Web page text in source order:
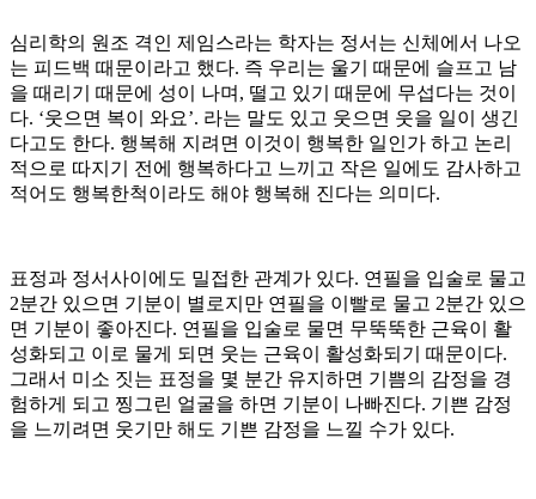
심리학의 원조 격인 제임스라는 학자는 정서는 신체에서 나오
는 피드백 때문이라고 했다. 즉 우리는 울기 때문에 슬프고 남
을 때리기 때문에 성이 나며, 떨고 있기 때문에 무섭다는 것이
다. ‘웃으면 복이 와요’. 라는 말도 있고 웃으면 웃을 일이 생긴
다고도 한다. 행복해 지려면 이것이 행복한 일인가 하고 논리
적으로 따지기 전에 행복하다고 느끼고 작은 일에도 감사하고
적어도 행복한척이라도 해야 행복해 진다는 의미다.
표정과 정서사이에도 밀접한 관계가 있다. 연필을 입술로 물고
2분간 있으면 기분이 별로지만 연필을 이빨로 물고 2분간 있으
면 기분이 좋아진다. 연필을 입술로 물면 무뚝뚝한 근육이 활
성화되고 이로 물게 되면 웃는 근육이 활성화되기 때문이다.
그래서 미소 짓는 표정을 몇 분간 유지하면 기쁨의 감정을 경
험하게 되고 찡그린 얼굴을 하면 기분이 나빠진다. 기쁜 감정
을 느끼려면 웃기만 해도 기쁜 감정을 느낄 수가 있다.